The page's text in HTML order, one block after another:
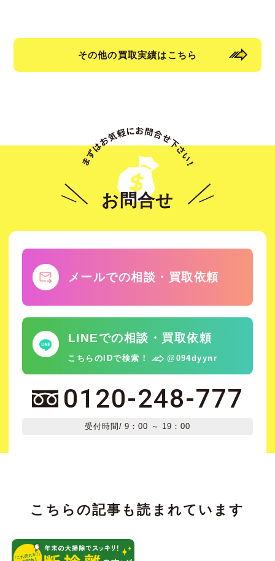
その他の買取実績はこちら
お問合せ
メールでの相談・買取依頼
LINEでの相談・買取依頼
こちらのIDで検索！ @094dyynr
0120-248-777
受付時間 / 9：00 ～ 19：00
こちらの記事も読まれています